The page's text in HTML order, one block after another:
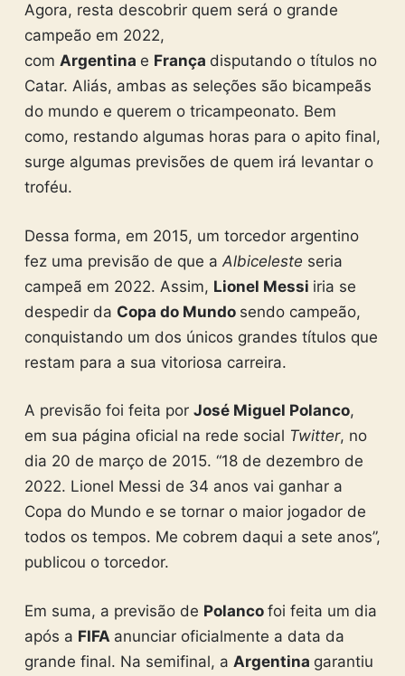
Agora, resta descobrir quem será o grande
campeão em 2022,
com Argentina e França disputando o títulos no
Catar. Aliás, ambas as seleções são bicampeãs
do mundo e querem o tricampeonato. Bem
como, restando algumas horas para o apito final,
surge algumas previsões de quem irá levantar o
troféu.
Dessa forma, em 2015, um torcedor argentino
fez uma previsão de que a Albiceleste seria
campeã em 2022. Assim, Lionel Messi iria se
despedir da Copa do Mundo sendo campeão,
conquistando um dos únicos grandes títulos que
restam para a sua vitoriosa carreira.
A previsão foi feita por José Miguel Polanco,
em sua página oficial na rede social Twitter, no
dia 20 de março de 2015. “18 de dezembro de
2022. Lionel Messi de 34 anos vai ganhar a
Copa do Mundo e se tornar o maior jogador de
todos os tempos. Me cobrem daqui a sete anos”,
publicou o torcedor.
Em suma, a previsão de Polanco foi feita um dia
após a FIFA anunciar oficialmente a data da
grande final. Na semifinal, a Argentina garantiu